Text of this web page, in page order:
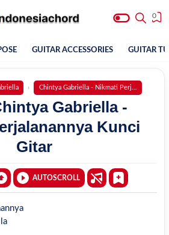
0
GUITAR ACCESSORIES GUITAR
Chintya Gabriella - Nikmati Perjalanannya
Gabriella -
Kunci
Gitar
AUTOSCROLL